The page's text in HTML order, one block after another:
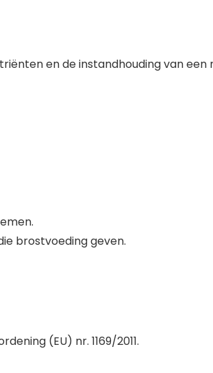
en de instandhouding van een
brostvoeding geven.
(EU) nr. 1169/2011.